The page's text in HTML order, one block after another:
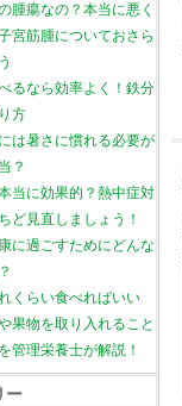
腫瘍なの？本当に悪く
宮筋腫についておさら
るなら効率よく！鉄分
方
は暑さに慣れる必要が
？
当に効果的？熱中症対
ど見直しましょう！
に過ごすためにどんな
くらい食べればいい
果物を取り入れること
管理栄養士が解説！
ー